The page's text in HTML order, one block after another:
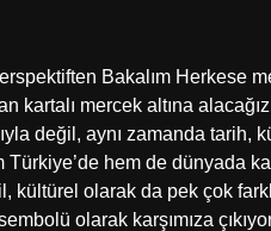
Bakalım Herkese
mercek altına
değil, aynı zamanda tarih,
hem de dünyada
olarak da pek çok
olarak karşımıza